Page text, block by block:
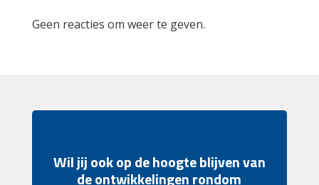
Geen reacties om weer te geven.
Wil jij ook op de hoogte blijven van
de ontwikkelingen rondom